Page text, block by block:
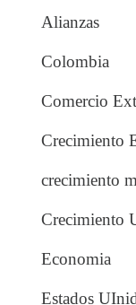
Alianzas
Colombia
Comercio
Crecimiento
crecimiento
Crecimiento
Economia
Estados